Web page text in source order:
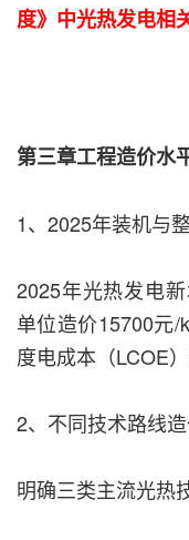
度》中光热发电相
第三章工程造价水
1、2025年装机与
2025年光热发电
单位造价15700元
度电成本（LCOE
2、不同技术路线
明确三类主流光热